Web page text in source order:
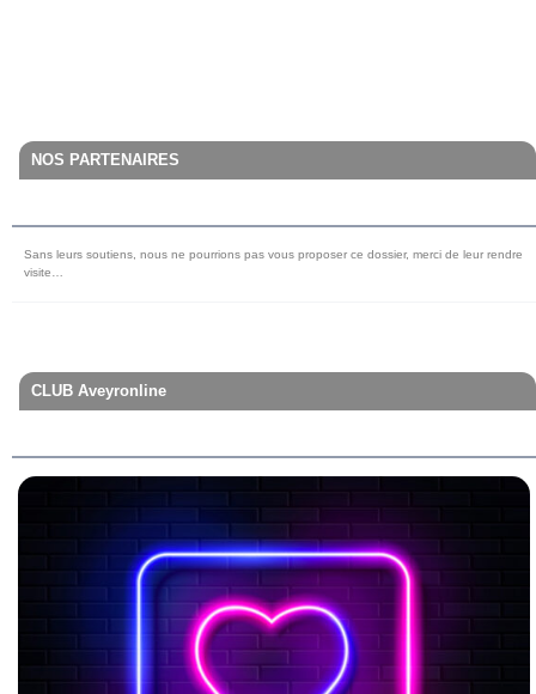
NOS PARTENAIRES
Sans leurs soutiens, nous ne pourrions pas vous proposer ce dossier, merci de leur rendre
visite…
CLUB Aveyronline